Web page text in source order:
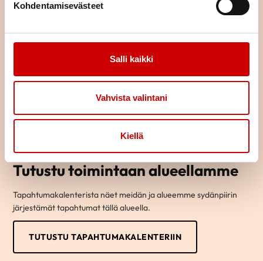
Kohdentamisevästeet
Salli kaikki
Vahvista valintani
Kiellä
Tutustu toimintaan alueellamme
Tapahtumakalenterista näet meidän ja alueemme sydänpiirin
järjestämät tapahtumat tällä alueella.
TUTUSTU TAPAHTUMAKALENTERIIN